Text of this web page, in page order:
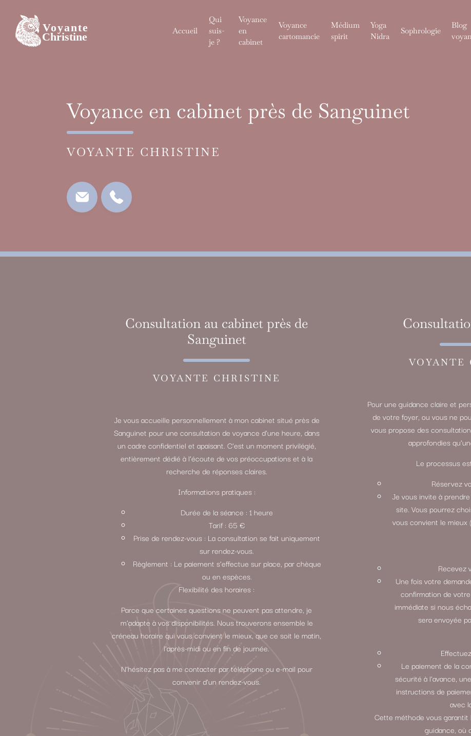
content
Accueil
Qui
suis-
je ?
Voyance
en
cabinet
Voyance
cartomancie
Médium
spirit
Yoga
Nidra
Sophrologie
Blog
Voyance en cabinet près de Sanguinet
VOYANTE CHRISTINE
Consultation au cabinet près de
Sanguinet
VOYANTE CHRISTINE
Je vous accueille personnellement à mon cabinet situé près de
Sanguinet pour une consultation de voyance d’une heure, dans
un cadre confidentiel et apaisant. C’est un moment privilégié,
entièrement dédié à l’écoute de vos préoccupations et à la
recherche de réponses claires.
Informations pratiques :
Durée de la séance : 1 heure
Tarif : 65 €
Prise de rendez-vous : La consultation se fait uniquement
sur rendez-vous.
Règlement : Le paiement s’effectue sur place, par chèque
ou en espèces.
Flexibilité des horaires :
Parce que certaines questions ne peuvent pas attendre, je
m’adapte à vos disponibilités. Nous trouverons ensemble le
créneau horaire qui vous convient le mieux, que ce soit le matin,
l’après-midi ou en fin de journée.
N’hésitez pas à me contacter par téléphone ou e-mail pour
convenir d’un rendez-vous.
VOYANTE
Pour une guidance claire et
de votre foyer, ou vous ne
vous propose des
approfondies
Le processus
Réservez
Je vous invite à
site. Vous pourrez
vous convient le mieux
Recevez
Une fois votre
confirmation de
immédiate si nous
sera envoyée
Le paiement de la
sécurité à l’avance,
instructions de
avec
Cette méthode vous garantit
guidance, où